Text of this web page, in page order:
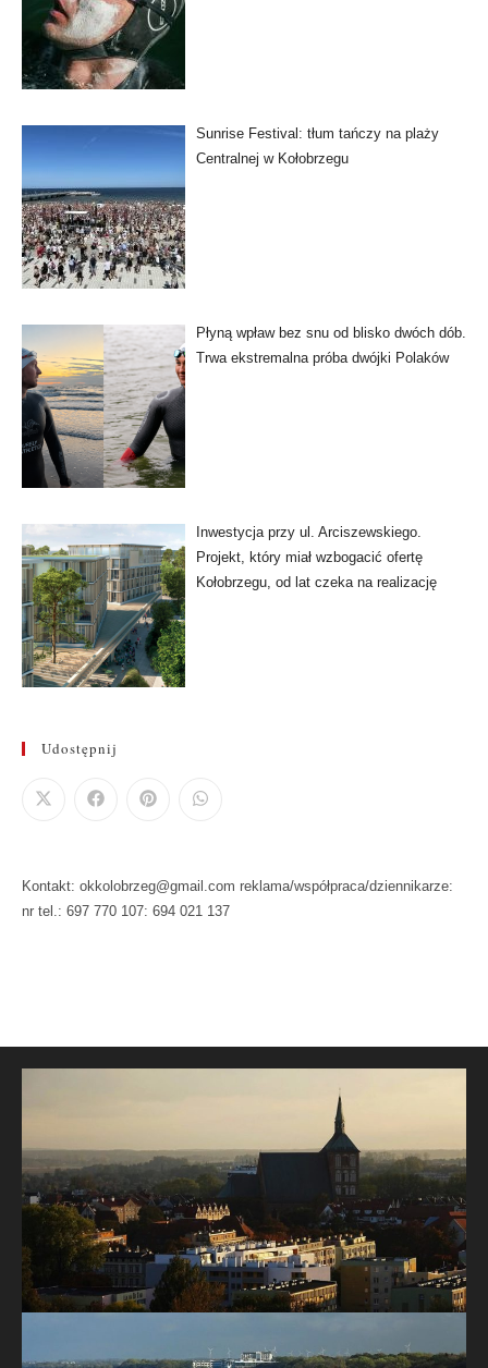
Sunrise Festival: tłum tańczy na plaży
Centralnej w Kołobrzegu
Płyną wpław bez snu od blisko dwóch dób.
Trwa ekstremalna próba dwójki Polaków
Inwestycja przy ul. Arciszewskiego.
Projekt, który miał wzbogacić ofertę
Kołobrzegu, od lat czeka na realizację
Udostępnij
Kontakt: okkolobrzeg@gmail.com reklama/współpraca/dziennikarze:
nr tel.: 697 770 107: 694 021 137